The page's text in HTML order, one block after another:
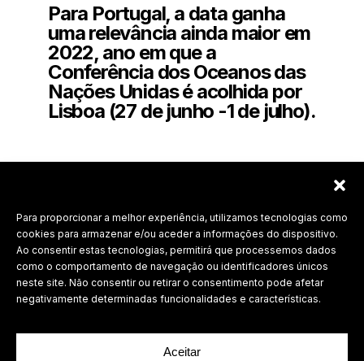
Para proporcionar a melhor experiência, utilizamos tecnologias como
cookies para armazenar e/ou aceder a informações do dispositivo.
Ao consentir estas tecnologias, permitirá que processemos dados
como o comportamento de navegação ou identificadores únicos
neste site. Não consentir ou retirar o consentimento pode afetar
negativamente determinadas funcionalidades e características.
Aceitar
Para Portugal, a data ganha
uma relevância ainda maior em
2022, ano em que a
Conferência dos Oceanos das
Nações Unidas é acolhida por
Lisboa (27 de junho -1 de julho).
Labdesign, Lda.
2026 Todos os direitos reservados.
Política de Privacidade